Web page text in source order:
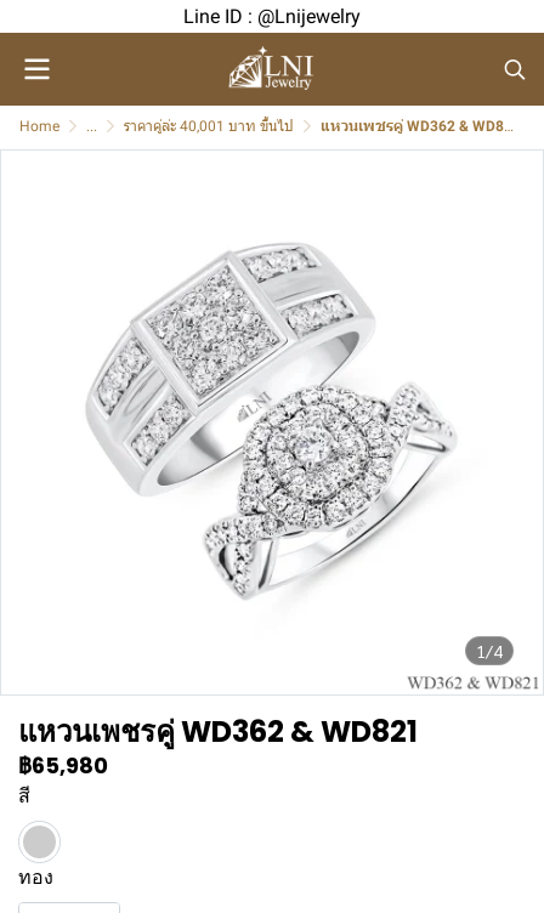
Line ID : @Lnijewelry
Home ... ราคาคู่ล่ะ 40,001 บาท ขึ้นไป แหวนเพชรคู่ WD362 & WD821
1/4
แหวนเพชรคู่ WD362 & WD821
฿65,980
สี
ทอง